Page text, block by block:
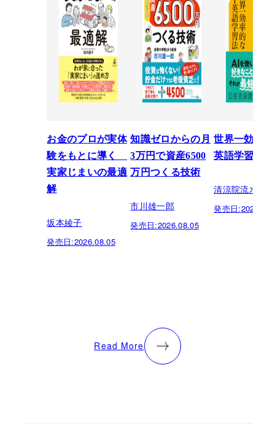
お金のプロが実体
験をもとに導く
実家じまいの最適
解
坂本綾子
発売日:2026.08.05
知識ゼロからの月
3万円で資産6500
万円つくる技術
市川雄一郎
発売日:2026.08.05
世界一効率
英語学習法
清涼院流水
発売日:
Read More